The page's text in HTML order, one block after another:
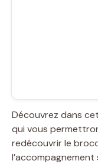
Découvrez dans
qui vous
redécouvrir le